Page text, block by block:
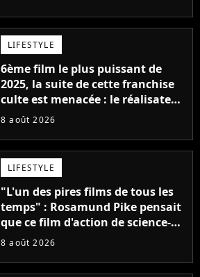
LIFESTYLE
6ème film le plus puissant de
2025, la suite de cette franchise
culte est menacée : le réalisateur
claque la porte pour "différends
8 août 2026
LIFESTYLE
"L'un des pires films de tous les
temps" : Rosamund Pike pensait
que ce film d'action de science-
fiction avec Dwayne Johnson
8 août 2026